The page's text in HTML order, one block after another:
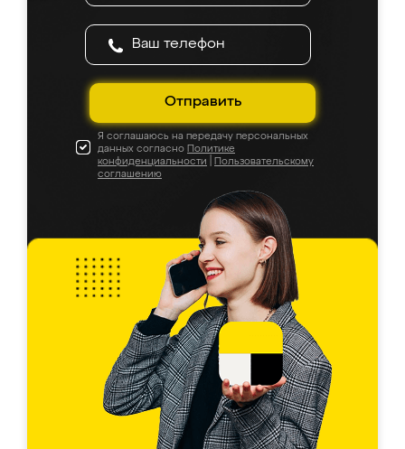
Отправить
Я соглашаюсь на передачу персональных
данных согласно Политике
конфиденциальности
Пользовательскому
соглашению